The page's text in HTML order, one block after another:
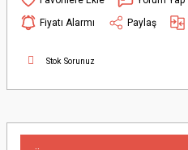
Fiyatı Alarmı
Paylaş
Stok Sorunuz